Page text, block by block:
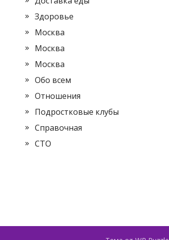
Здоровье
Москва
Москва
Москва
Обо всем
Отношения
Подростковые клубы
Справочная
СТО